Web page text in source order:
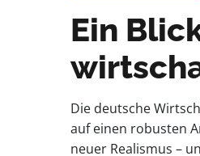
Ein
Die deutsche
auf einen robusten
neuer Realismus –